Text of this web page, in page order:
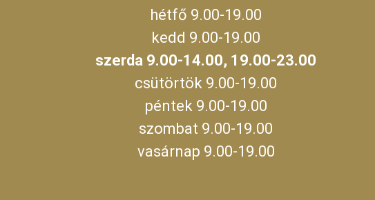
(az előre regisztrált közösségek részére is):
fizetniük, akik belépőjegyük megváltásakor valamilyen
egy órával.
b/gyulakult
hétfő 9.00-19.00
kedd 9.00-19.00
szerda 9.00-14.00, 19.00-23.00
csütörtök 9.00-19.00
péntek 9.00-19.00
szombat 9.00-19.00
vasárnap 9.00-19.00